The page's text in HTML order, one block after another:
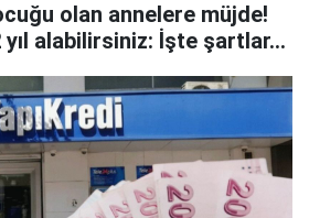
olan annelere müjde!
yıl alabilirsiniz: İşte şartlar...